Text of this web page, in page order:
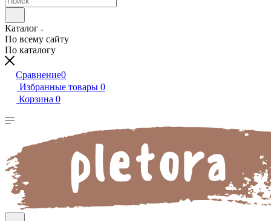
Каталог
По всему сайту
По каталогу
Сравнение0
Избранные товары 0
Корзина 0